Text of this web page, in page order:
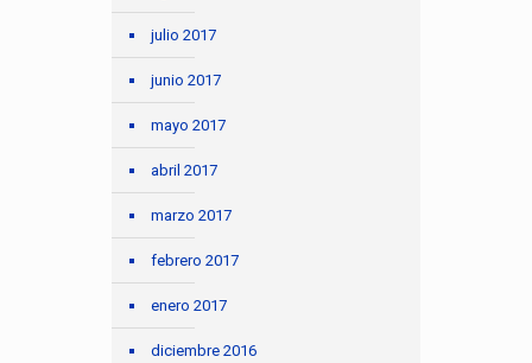
julio 2017
junio 2017
mayo 2017
abril 2017
marzo 2017
febrero 2017
enero 2017
diciembre 2016